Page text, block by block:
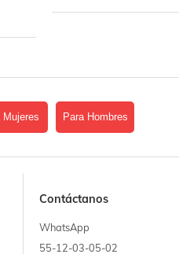
Mujeres Para Hombres
Contáctanos
WhatsApp
55-12-03-05-02